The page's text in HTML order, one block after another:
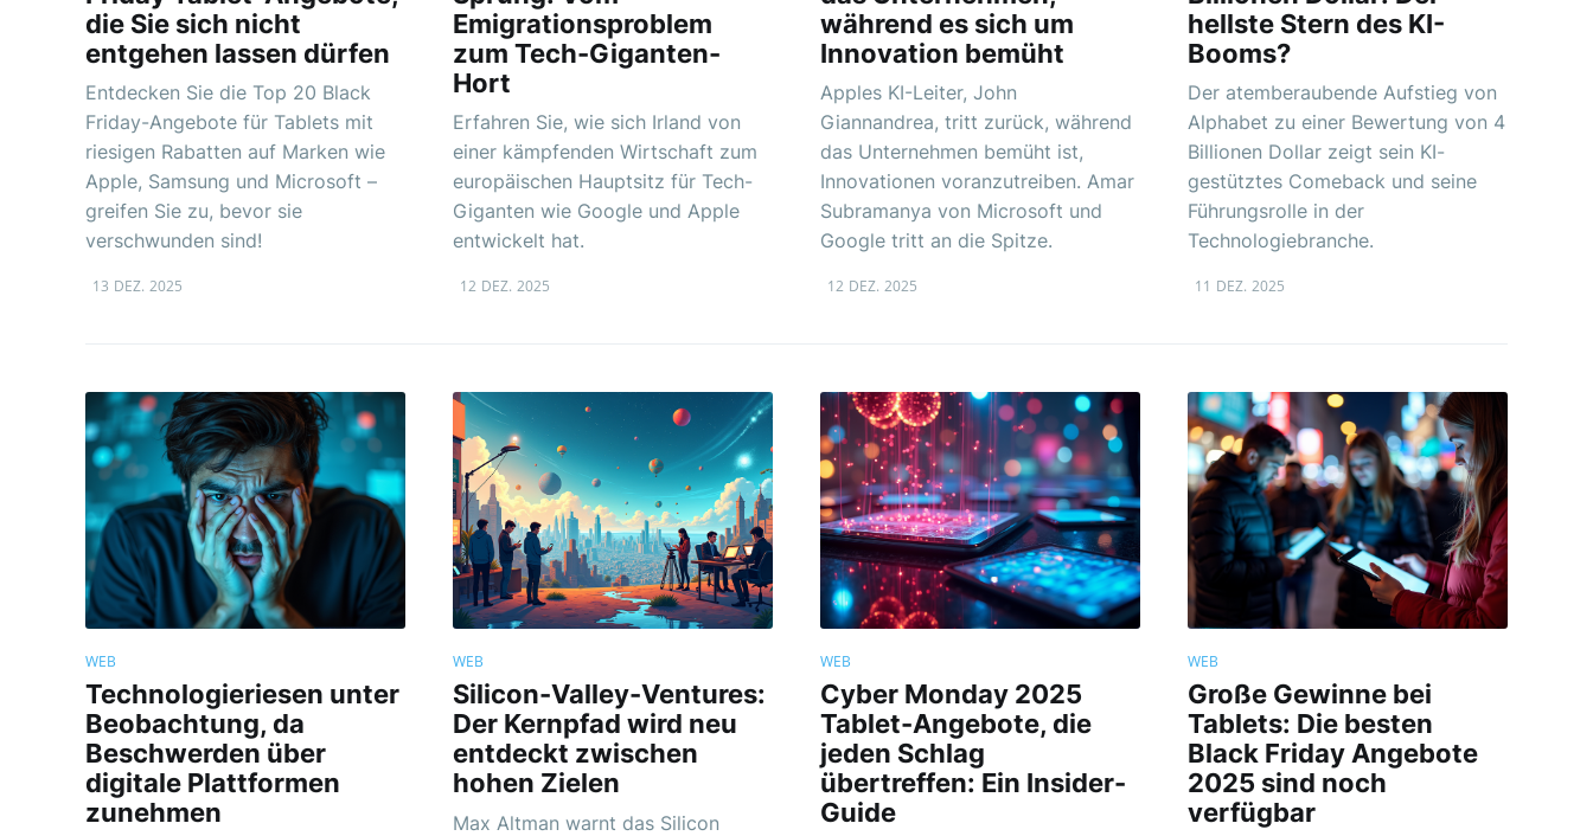
die Sie sich nicht
entgehen lassen dürfen
Entdecken Sie die Top 20 Black
Friday-Angebote für Tablets mit
riesigen Rabatten auf Marken wie
Apple, Samsung und Microsoft –
greifen Sie zu, bevor sie
verschwunden sind!
13 DEZ. 2025
Emigrationsproblem
zum Tech-Giganten-
Hort
Erfahren Sie, wie sich Irland von
einer kämpfenden Wirtschaft zum
europäischen Hauptsitz für Tech-
Giganten wie Google und Apple
entwickelt hat.
12 DEZ. 2025
während es sich um
Innovation bemüht
Apples KI-Leiter, John
Giannandrea, tritt zurück, während
das Unternehmen bemüht ist,
Innovationen voranzutreiben. Amar
Subramanya von Microsoft und
Google tritt an die Spitze.
12 DEZ. 2025
hellste Stern des KI-
Booms?
Der atemberaubende Aufstieg von
Alphabet zu einer Bewertung von 4
Billionen Dollar zeigt sein KI-
gestütztes Comeback und seine
Führungsrolle in der
Technologiebranche.
11 DEZ. 2025
WEB
Technologieriesen unter
Beobachtung, da
Beschwerden über
digitale Plattformen
zunehmen
WEB
Silicon-Valley-Ventures:
Der Kernpfad wird neu
entdeckt zwischen
hohen Zielen
Max Altman warnt das Silicon
WEB
Cyber Monday 2025
Tablet-Angebote, die
jeden Schlag
übertreffen: Ein Insider-
Guide
WEB
Große Gewinne bei
Tablets: Die besten
Black Friday Angebote
2025 sind noch
verfügbar